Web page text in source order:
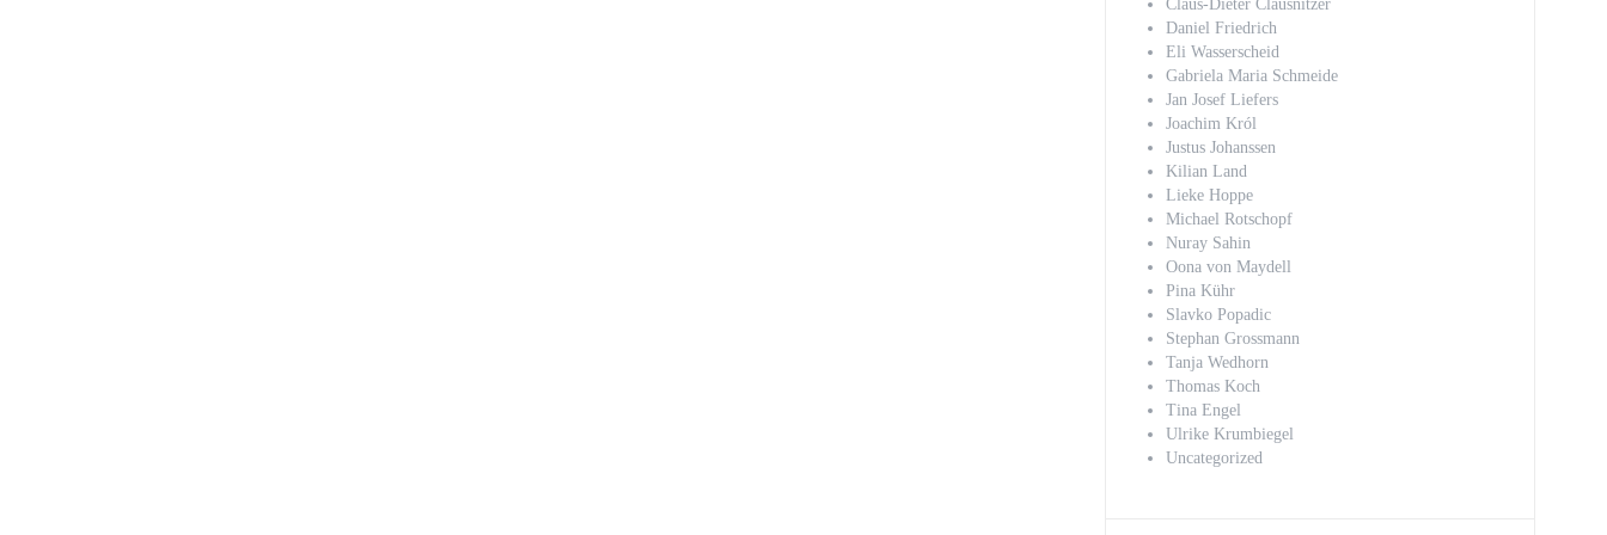
Claus-Dieter Clausnitzer
Daniel Friedrich
Eli Wasserscheid
Gabriela Maria Schmeide
Jan Josef Liefers
Joachim Król
Justus Johanssen
Kilian Land
Lieke Hoppe
Michael Rotschopf
Nuray Sahin
Oona von Maydell
Pina Kühr
Slavko Popadic
Stephan Grossmann
Tanja Wedhorn
Thomas Koch
Tina Engel
Ulrike Krumbiegel
Uncategorized